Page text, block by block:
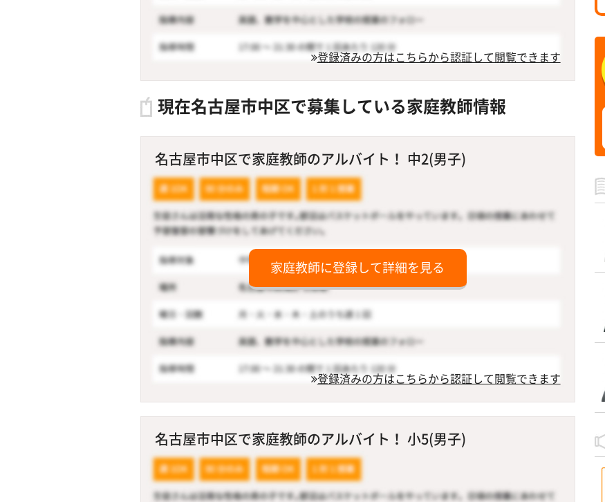
登録済みの方はこちらから認証して閲覧できます
現在名古屋市中区で募集している家庭教師情報
名古屋市中区で家庭教師のアルバイト！ 中2(男子)
家庭教師に登録して詳細を見る
登録済みの方はこちらから認証して閲覧できます
名古屋市中区で家庭教師のアルバイト！ 小5(男子)